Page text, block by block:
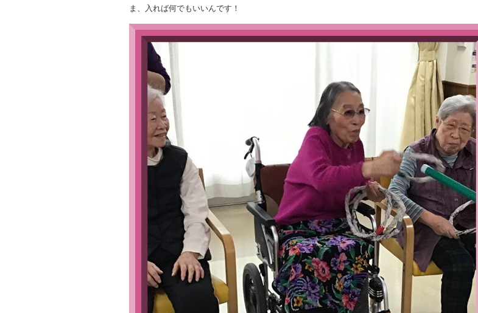
ま、入れば何でもいいんです！